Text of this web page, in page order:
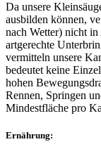
Da unsere
ausbilden können,
nach Wetter) nicht
artgerechte
vermitteln unsere
bedeutet keine
hohen
Rennen, Springen
Mindestfläche pro
Ernährung: